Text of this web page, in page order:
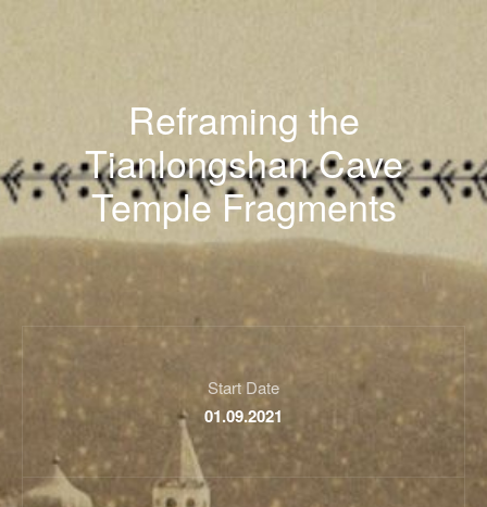
Reframing the
Tianlongshan Cave
Temple Fragments
Start Date
01.09.2021